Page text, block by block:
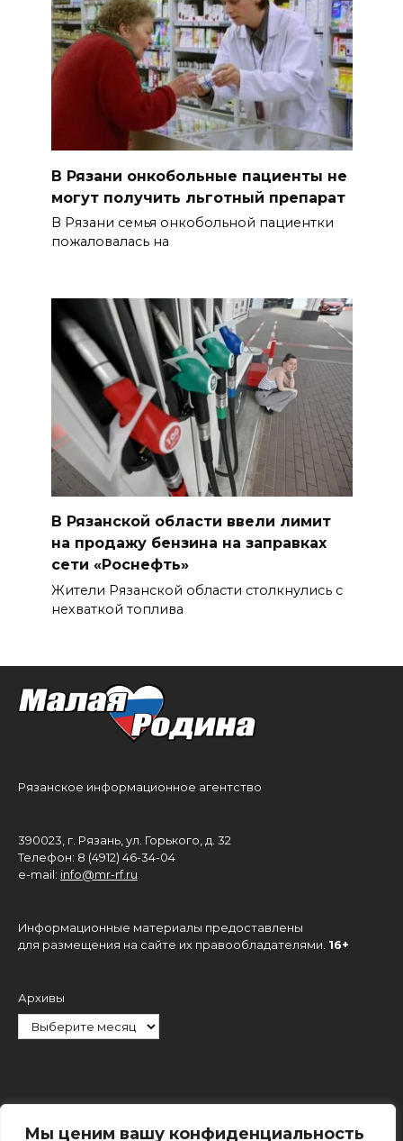
Мы ценим вашу конфиденциальность
В Рязани онкобольные пациенты не
могут получить льготный препарат
В Рязани семья онкобольной пациентки
пожаловалась на
В Рязанской области ввели лимит
на продажу бензина на заправках
сети «Роснефть»
Жители Рязанской области столкнулись с
нехваткой топлива
Рязанское информационное агентство
390023, г. Рязань, ул. Горького, д. 32
Телефон: 8 (4912) 46-34-04
e-mail: info@mr-rf.ru
Информационные материалы предоставлены
для размещения на сайте их правообладателями. 16+
Архивы